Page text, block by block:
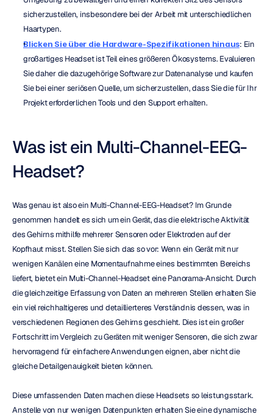
sicherzustellen, insbesondere bei der Arbeit mit unterschiedlichen
Haartypen.
Blicken Sie über die Hardware-Spezifikationen hinaus: Ein
großartiges Headset ist Teil eines größeren Ökosystems. Evaluieren
Sie daher die dazugehörige Software zur Datenanalyse und kaufen
Sie bei einer seriösen Quelle, um sicherzustellen, dass Sie die für Ihr
Projekt erforderlichen Tools und den Support erhalten.
Was ist ein Multi-Channel-EEG-
Headset?
Was genau ist also ein Multi-Channel-EEG-Headset? Im Grunde
genommen handelt es sich um ein Gerät, das die elektrische Aktivität
des Gehirns mithilfe mehrerer Sensoren oder Elektroden auf der
Kopfhaut misst. Stellen Sie sich das so vor: Wenn ein Gerät mit nur
wenigen Kanälen eine Momentaufnahme eines bestimmten Bereichs
liefert, bietet ein Multi-Channel-Headset eine Panorama-Ansicht. Durch
die gleichzeitige Erfassung von Daten an mehreren Stellen erhalten Sie
ein viel reichhaltigeres und detaillierteres Verständnis dessen, was in
verschiedenen Regionen des Gehirns geschieht. Dies ist ein großer
Fortschritt im Vergleich zu Geräten mit weniger Sensoren, die sich zwar
hervorragend für einfachere Anwendungen eignen, aber nicht die
gleiche Detailgenauigkeit bieten können.
Diese umfassenden Daten machen diese Headsets so leistungsstark.
Anstelle von nur wenigen Datenpunkten erhalten Sie eine dynamische